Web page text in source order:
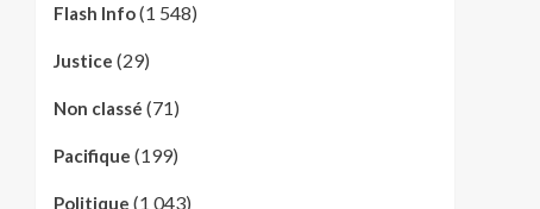
Flash Info(1 548)
Justice (29)
Non classé (71)
Pacifique (199)
Politique (1 043)